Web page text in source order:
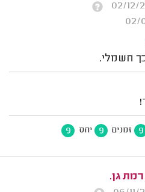
חשמלי.
9 זמנים 9 יחס 9
גן.